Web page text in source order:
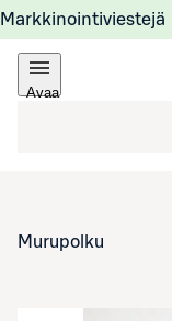
Markkinointiviestejä
Avaa
Murupolku